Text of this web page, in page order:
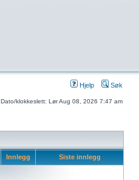
Hjelp Søk
Dato/klokkeslett: Lør Aug 08, 2026 7:47 am
Innlegg Siste innlegg